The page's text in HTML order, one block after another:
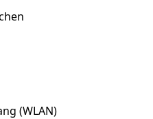
(WLAN)